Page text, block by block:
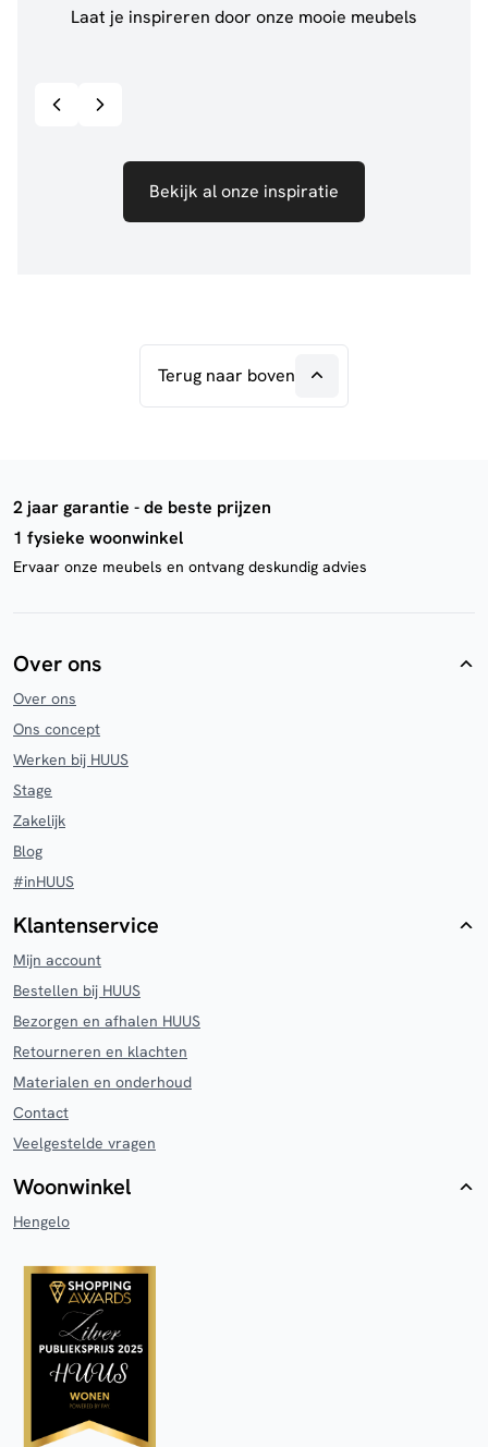
Laat je inspireren door onze mooie meubels
Bekijk al onze inspiratie
Terug naar boven
2 jaar garantie - de beste prijzen
1 fysieke woonwinkel
Ervaar onze meubels en ontvang deskundig advies
Over ons
Over ons
Ons concept
Werken bij HUUS
Stage
Zakelijk
Blog
#inHUUS
Klantenservice
Mijn account
Bestellen bij HUUS
Bezorgen en afhalen HUUS
Retourneren en klachten
Materialen en onderhoud
Contact
Veelgestelde vragen
Woonwinkel
Hengelo